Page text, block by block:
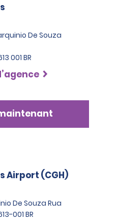
De Souza
001 BR
Airport (CGH)
De Souza Rua
001 BR